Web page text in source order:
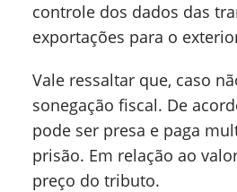
controle dos dados das
exportações para o
Vale ressaltar que, caso
sonegação fiscal. De
pode ser presa e paga
prisão. Em relação ao
preço do tributo.